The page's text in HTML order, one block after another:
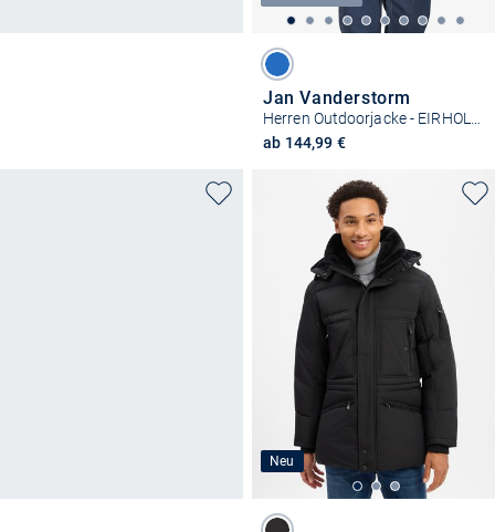
Jan Vanderstorm
Herren Outdoorjacke - EIRHOLM
ab 144,99 €
Neu